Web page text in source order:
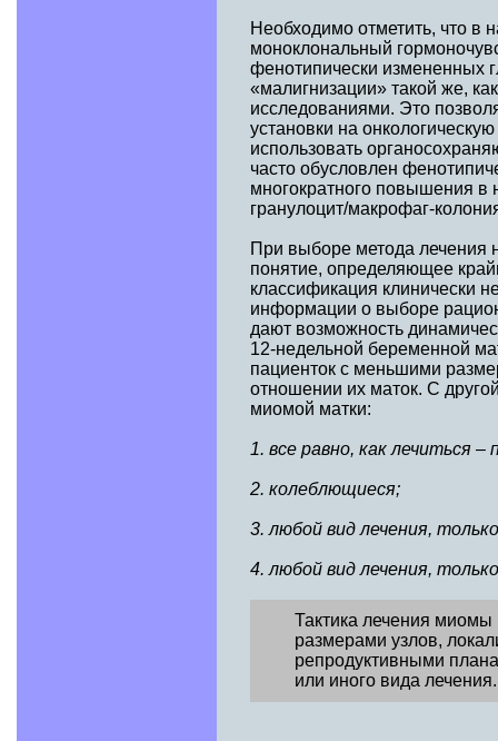
Необходимо отметить, что в
моноклональный
фенотипически измененных
«малигнизации» такой же,
исследованиями. Это
установки на
использовать
часто обусловлен
многократного повышения в
гранулоцит/макрофаг-
При выборе метода лечения
понятие, определяющее
классификация клинически
информации о выборе
дают возможность
12-недельной беременной
пациенток с меньшими
отношении их маток. С
миомой матки:
1. все равно, как лечиться –
2. колеблющиеся;
3. любой вид лечения,
4. любой вид лечения,
Тактика лечения
размерами узлов,
репродуктивными
или иного вида лечения.